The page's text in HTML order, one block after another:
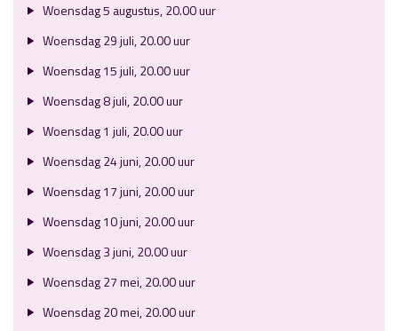
Woensdag 5 augustus, 20.00 uur
Woensdag 29 juli, 20.00 uur
Woensdag 15 juli, 20.00 uur
Woensdag 8 juli, 20.00 uur
Woensdag 1 juli, 20.00 uur
Woensdag 24 juni, 20.00 uur
Woensdag 17 juni, 20.00 uur
Woensdag 10 juni, 20.00 uur
Woensdag 3 juni, 20.00 uur
Woensdag 27 mei, 20.00 uur
Woensdag 20 mei, 20.00 uur